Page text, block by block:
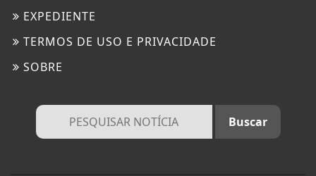
EXPEDIENTE
TERMOS DE USO E PRIVACIDADE
SOBRE